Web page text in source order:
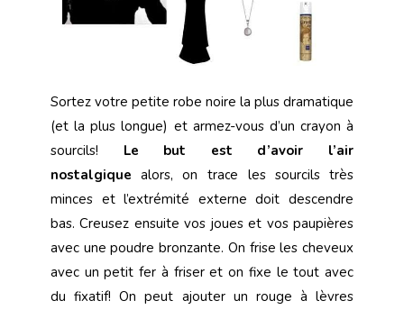
Sortez votre petite robe noire la plus dramatique
(et la plus longue) et armez-vous d’un crayon à
sourcils! Le but est d’avoir l’air
nostalgique alors, on trace les sourcils très
minces et l’extrémité externe doit descendre
bas. Creusez ensuite vos joues et vos paupières
avec une poudre bronzante. On frise les cheveux
avec un petit fer à friser et on fixe le tout avec
du fixatif! On peut ajouter un rouge à lèvres